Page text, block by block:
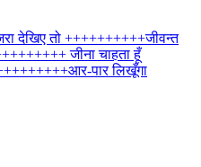
देखिए तो ++++++++++जीवन्त
जीना चाहता हूँ
आर-पार लिखूँगा